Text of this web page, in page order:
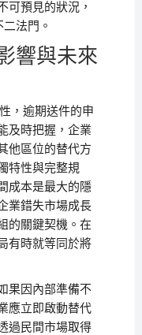
可預見的狀況，
法門。
響與未來
，逾期送件的申
及時把握，企業
他區位的替代方
特性與完整規
成本是最大的隱
業錯失市場成長
的關鍵契機。在
有時就等同於將
果因內部準備不
應立即啟動替代
過民間市場取得